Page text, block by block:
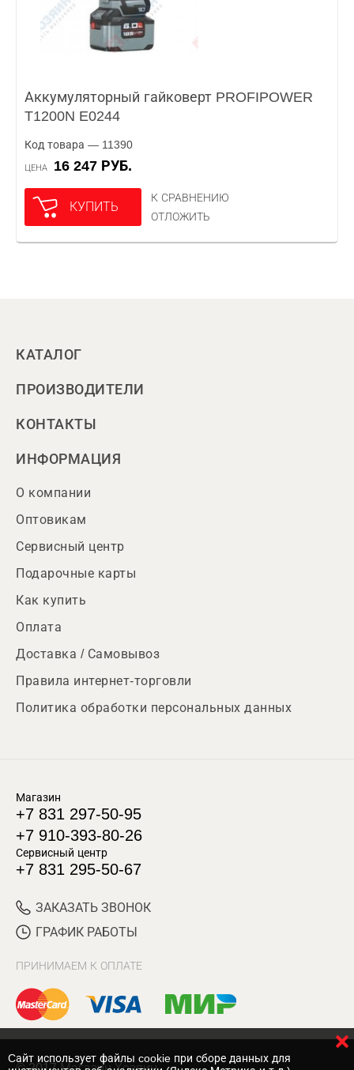
Аккумуляторный гайковерт PROFIPOWER
T1200N E0244
Код товара — 11390
ЦЕНА 16 247 РУБ.
КУПИТЬ
К СРАВНЕНИЮ
ОТЛОЖИТЬ
КАТАЛОГ
ПРОИЗВОДИТЕЛИ
КОНТАКТЫ
ИНФОРМАЦИЯ
О компании
Оптовикам
Сервисный центр
Подарочные карты
Как купить
Оплата
Доставка / Самовывоз
Правила интернет-торговли
Политика обработки персональных данных
Магазин
+7 831 297-50-95
+7 910-393-80-26
Сервисный центр
+7 831 295-50-67
ЗАКАЗАТЬ ЗВОНОК
ГРАФИК РАБОТЫ
ПРИНИМАЕМ К ОПЛАТЕ
Cайт использует файлы cookie при сборе данных для